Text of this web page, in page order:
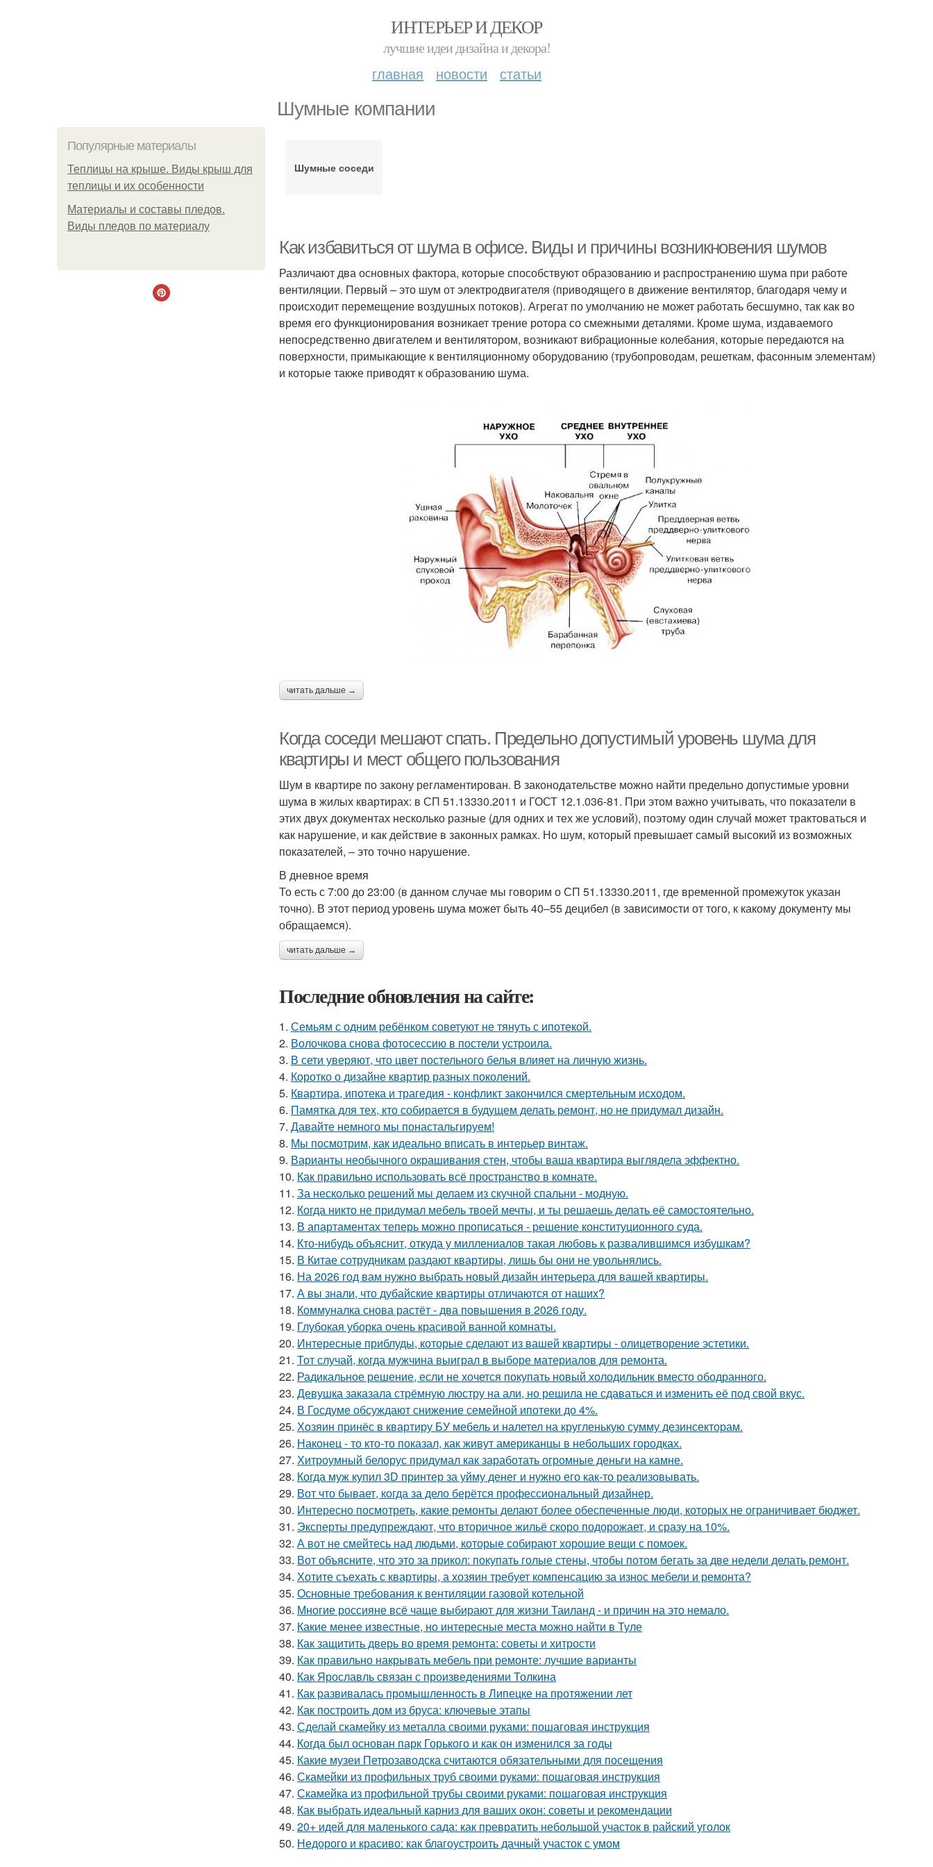
ИНТЕРЬЕР И ДЕКОР
лучшие идеи дизайна и декора!
главная новости статьи
Шумные компании
Популярные материалы
Теплицы на крыше. Виды крыш для
теплицы и их особенности
Материалы и составы пледов.
Виды пледов по материалу
Шумные соседи
Как избавиться от шума в офисе. Виды и причины возникновения шумов
Различают два основных фактора, которые способствуют образованию и распространению шума при работе
вентиляции. Первый – это шум от электродвигателя (приводящего в движение вентилятор, благодаря чему и
происходит перемещение воздушных потоков). Агрегат по умолчанию не может работать бесшумно, так как во
время его функционирования возникает трение ротора со смежными деталями. Кроме шума, издаваемого
непосредственно двигателем и вентилятором, возникают вибрационные колебания, которые передаются на
поверхности, примыкающие к вентиляционному оборудованию (трубопроводам, решеткам, фасонным элементам)
и которые также приводят к образованию шума.
читать дальше →
Когда соседи мешают спать. Предельно допустимый уровень шума для
квартиры и мест общего пользования
Шум в квартире по закону регламентирован. В законодательстве можно найти предельно допустимые уровни
шума в жилых квартирах: в СП 51.13330.2011 и ГОСТ 12.1.036-81. При этом важно учитывать, что показатели в
этих двух документах несколько разные (для одних и тех же условий), поэтому один случай может трактоваться и
как нарушение, и как действие в законных рамках. Но шум, который превышает самый высокий из возможных
показателей, – это точно нарушение.
В дневное время
То есть с 7:00 до 23:00 (в данном случае мы говорим о СП 51.13330.2011, где временной промежуток указан
точно). В этот период уровень шума может быть 40–55 децибел (в зависимости от того, к какому документу мы
обращаемся).
читать дальше →
Последние обновления на сайте:
1. Семьям с одним ребёнком советуют не тянуть с ипотекой.
2. Волочкова снова фотосессию в постели устроила.
3. В сети уверяют, что цвет постельного белья влияет на личную жизнь.
4. Коротко о дизайне квартир разных поколений.
5. Квартира, ипотека и трагедия - конфликт закончился смертельным исходом.
6. Памятка для тех, кто собирается в будущем делать ремонт, но не придумал дизайн.
7. Давайте немного мы понастальгируем!
8. Мы посмотрим, как идеально вписать в интерьер винтаж.
9. Варианты необычного окрашивания стен, чтобы ваша квартира выглядела эффектно.
10. Как правильно использовать всё пространство в комнате.
11. За несколько решений мы делаем из скучной спальни - модную.
12. Когда никто не придумал мебель твоей мечты, и ты решаешь делать её самостоятельно.
13. В апартаментах теперь можно прописаться - решение конституционного суда.
14. Кто-нибудь объяснит, откуда у миллениалов такая любовь к развалившимся избушкам?
15. В Китае сотрудникам раздают квартиры, лишь бы они не увольнялись.
16. На 2026 год вам нужно выбрать новый дизайн интерьера для вашей квартиры.
17. А вы знали, что дубайские квартиры отличаются от наших?
18. Коммуналка снова растёт - два повышения в 2026 году.
19. Глубокая уборка очень красивой ванной комнаты.
20. Интересные приблуды, которые сделают из вашей квартиры - олицетворение эстетики.
21. Тот случай, когда мужчина выиграл в выборе материалов для ремонта.
22. Радикальное решение, если не хочется покупать новый холодильник вместо ободранного.
23. Девушка заказала стрёмную люстру на али, но решила не сдаваться и изменить её под свой вкус.
24. В Госдуме обсуждают снижение семейной ипотеки до 4%.
25. Хозяин принёс в квартиру БУ мебель и налетел на кругленькую сумму дезинсекторам.
26. Наконец - то кто-то показал, как живут американцы в небольших городках.
27. Хитроумный белорус придумал как заработать огромные деньги на камне.
28. Когда муж купил 3D принтер за уйму денег и нужно его как-то реализовывать.
29. Вот что бывает, когда за дело берётся профессиональный дизайнер.
30. Интересно посмотреть, какие ремонты делают более обеспеченные люди, которых не ограничивает бюджет.
31. Эксперты предупреждают, что вторичное жильё скоро подорожает, и сразу на 10%.
32. А вот не смейтесь над людьми, которые собирают хорошие вещи с помоек.
33. Вот объясните, что это за прикол: покупать голые стены, чтобы потом бегать за две недели делать ремонт.
34. Хотите съехать с квартиры, а хозяин требует компенсацию за износ мебели и ремонта?
35. Основные требования к вентиляции газовой котельной
36. Многие россияне всё чаще выбирают для жизни Таиланд - и причин на это немало.
37. Какие менее известные, но интересные места можно найти в Туле
38. Как защитить дверь во время ремонта: советы и хитрости
39. Как правильно накрывать мебель при ремонте: лучшие варианты
40. Как Ярославль связан с произведениями Толкина
41. Как развивалась промышленность в Липецке на протяжении лет
42. Как построить дом из бруса: ключевые этапы
43. Сделай скамейку из металла своими руками: пошаговая инструкция
44. Когда был основан парк Горького и как он изменился за годы
45. Какие музеи Петрозаводска считаются обязательными для посещения
46. Скамейки из профильных труб своими руками: пошаговая инструкция
47. Скамейка из профильной трубы своими руками: пошаговая инструкция
48. Как выбрать идеальный карниз для ваших окон: советы и рекомендации
49. 20+ идей для маленького сада: как превратить небольшой участок в райский уголок
50. Недорого и красиво: как благоустроить дачный участок с умом